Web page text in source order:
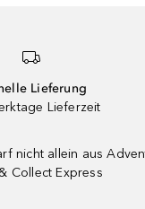
Lieferung
Lieferzeit
nicht allein aus
Collect Express